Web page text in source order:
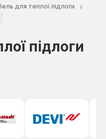
для теплої підлоги
підлоги